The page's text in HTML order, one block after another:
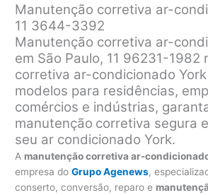
Manutenção corretiva ar-
11 3644-3392
Manutenção corretiva ar-
em São Paulo, 11 96231-1982
corretiva ar-condicionado
modelos para residências,
comércios e indústrias,
manutenção corretiva segura
seu ar condicionado York.
A manutenção corretiva ar-
empresa doGrupo Agenews,
conserto, conversão, reparo e